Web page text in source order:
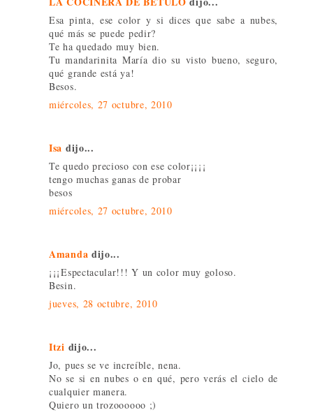
Esa pinta, ese color y si dices que sabe a nubes,
qué más se puede pedir?
Te ha quedado muy bien.
Tu mandarinita María dio su visto bueno, seguro,
qué grande está ya!
Besos.
miércoles, 27 octubre, 2010
Isa dijo...
Te quedo precioso con ese color¡¡¡¡
tengo muchas ganas de probar
besos
miércoles, 27 octubre, 2010
Amanda dijo...
¡¡¡Espectacular!!! Y un color muy goloso.
Besin.
jueves, 28 octubre, 2010
Itzi dijo...
Jo, pues se ve increíble, nena.
No se si en nubes o en qué, pero verás el cielo de
cualquier manera.
Quiero un trozoooooo ;)